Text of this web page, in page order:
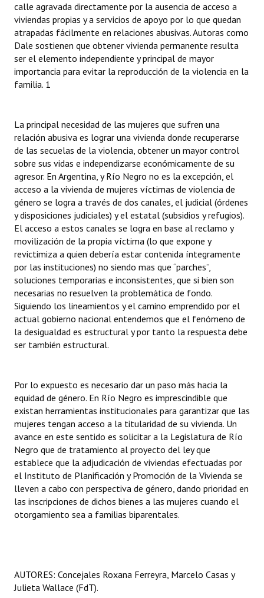
calle agravada directamente por la ausencia de acceso a
viviendas propias y a servicios de apoyo por lo que quedan
atrapadas fácilmente en relaciones abusivas. Autoras como
Dale sostienen que obtener vivienda permanente resulta
ser el elemento independiente y principal de mayor
importancia para evitar la reproducción de la violencia en la
familia. 1
La principal necesidad de las mujeres que sufren una
relación abusiva es lograr una vivienda donde recuperarse
de las secuelas de la violencia, obtener un mayor control
sobre sus vidas e independizarse económicamente de su
agresor. En Argentina, y Río Negro no es la excepción, el
acceso a la vivienda de mujeres víctimas de violencia de
género se logra a través de dos canales, el judicial (órdenes
y disposiciones judiciales) y el estatal (subsidios y refugios).
El acceso a estos canales se logra en base al reclamo y
movilización de la propia víctima (lo que expone y
revictimiza a quien debería estar contenida íntegramente
por las instituciones) no siendo mas que “parches”,
soluciones temporarias e inconsistentes, que si bien son
necesarias no resuelven la problemática de fondo.
Siguiendo los lineamientos y el camino emprendido por el
actual gobierno nacional entendemos que el fenómeno de
la desigualdad es estructural y por tanto la respuesta debe
ser también estructural.
Por lo expuesto es necesario dar un paso más hacia la
equidad de género. En Río Negro es imprescindible que
existan herramientas institucionales para garantizar que las
mujeres tengan acceso a la titularidad de su vivienda. Un
avance en este sentido es solicitar a la Legislatura de Río
Negro que de tratamiento al proyecto del ley que
establece que la adjudicación de viviendas efectuadas por
el Instituto de Planificación y Promoción de la Vivienda se
lleven a cabo con perspectiva de género, dando prioridad en
las inscripciones de dichos bienes a las mujeres cuando el
otorgamiento sea a familias biparentales.
AUTORES: Concejales Roxana Ferreyra, Marcelo Casas y
Julieta Wallace (FdT).